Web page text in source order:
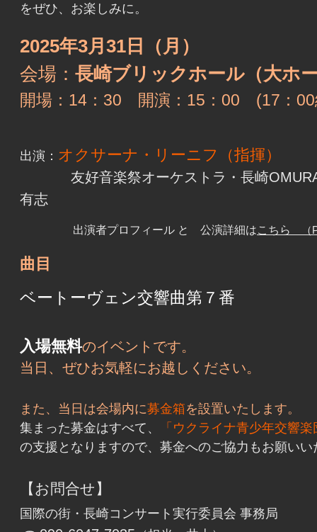
をぜひ、お楽しみに。
2025年3月31日（月 ）
会場： 長崎ブリックホール（大ホ
開場：14：30 開演：15：00 (17：00
出演： オクサーナ・リーニフ（指揮）
友好音楽祭オーケストラ・長崎
有志
出演者プロフィール と 公演詳細はこちら （
曲目
ベートーヴェン交響曲第７番
入場無料のイベントです。
当日、ぜひお気軽にお越しください。
また、当日は会場内に募金箱を設置いたします。
集まった募金はすべて、
「ウクライナ青少年交響楽
の支援となりますので、募金へのご協力もお願いい
【お問合せ】
国際の街・長崎コンサート実行委員会 事務局